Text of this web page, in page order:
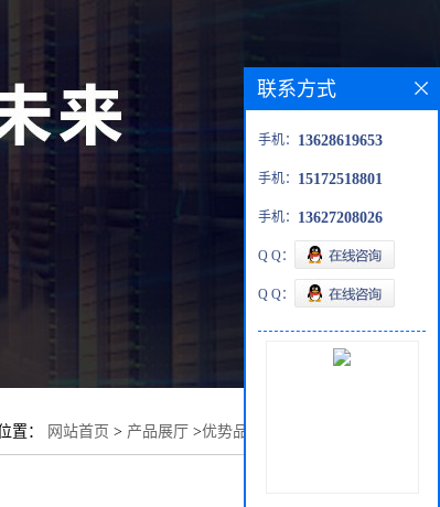
置： 网站首页 > 产品展厅 >优势品种
联系方式
手机： 13628619653
手机： 15172518801
手机： 13627208026
Q Q：
Q Q：